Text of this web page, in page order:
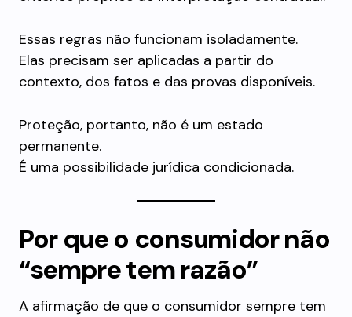
Essas regras não funcionam isoladamente.
Elas precisam ser aplicadas a partir do
contexto, dos fatos e das provas disponíveis.
Proteção, portanto, não é um estado
permanente.
É uma possibilidade jurídica condicionada.
Por que o consumidor não
“sempre tem razão”
A afirmação de que o consumidor sempre tem